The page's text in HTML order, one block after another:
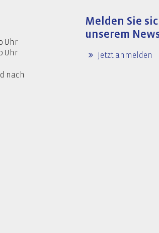
Uhr
Uhr
nach
Melden Sie
unserem
Jetzt anmelden